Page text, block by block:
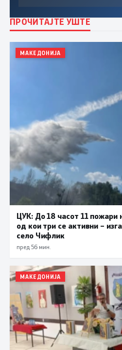
ПРОЧИТАЈТЕ УШТЕ
МАКЕДОНИЈА
ЦУК: До 18 часот 11 пожари
од кои три се активни –
село Чифлик
пред 56 мин.
МАКЕДОНИЈА